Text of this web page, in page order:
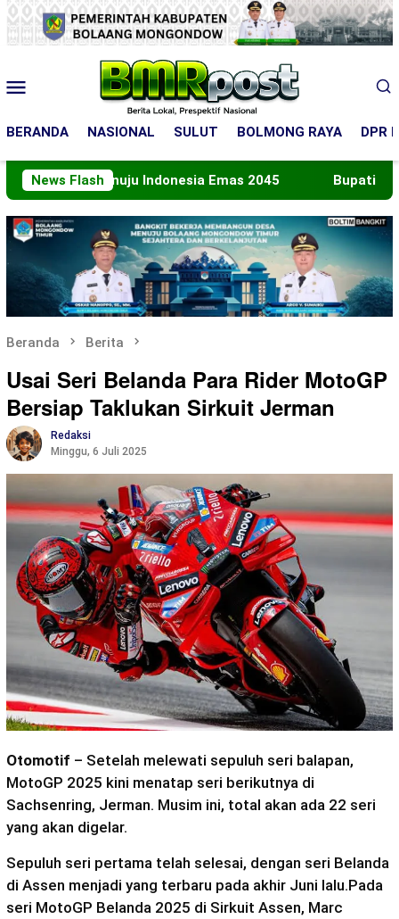
Loncat
ke
konten
Mobile
BERANDA NASIONAL SULUT BOLMONG RAYA DPR
News Flash
Menuju Indonesia Emas 2045 Bupati Boltara Lepas
Beranda Berita
Usai Seri Belanda Para Rider MotoGP
Bersiap Taklukan Sirkuit Jerman
Redaksi
Minggu, 6 Juli 2025
Otomotif – Setelah melewati sepuluh seri balapan,
MotoGP 2025 kini menatap seri berikutnya di
Sachsenring, Jerman. Musim ini, total akan ada 22 seri
yang akan digelar.
Sepuluh seri pertama telah selesai, dengan seri Belanda
di Assen menjadi yang terbaru pada akhir Juni lalu.Pada
seri MotoGP Belanda 2025 di Sirkuit Assen, Marc